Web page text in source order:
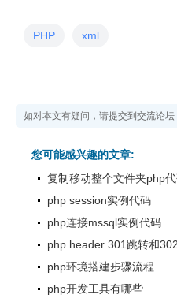
PHP xml
如对本文有疑问，请提交到交流论
您可能感兴趣的文章:
复制移动整个文件夹php
php session实例代码
php连接mssql实例代码
php header 301跳转和
php环境搭建步骤流程
php开发工具有哪些